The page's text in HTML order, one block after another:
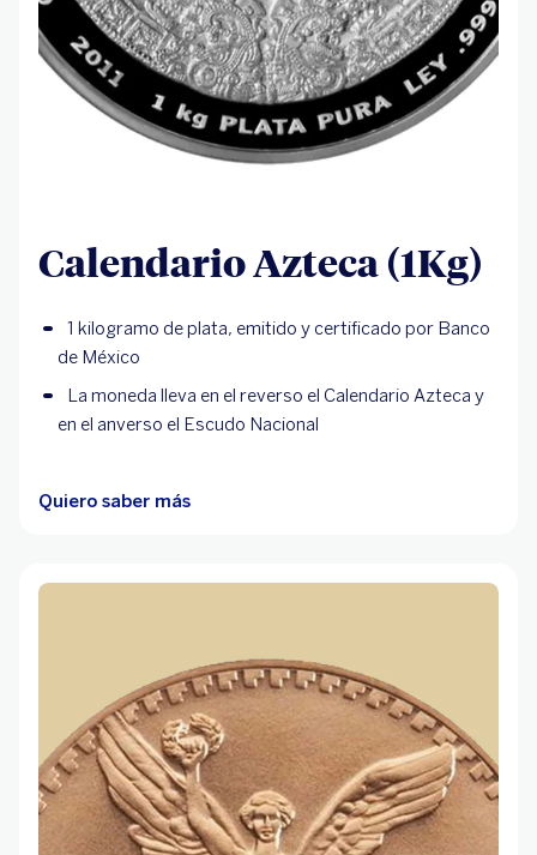
Calendario Azteca (1Kg)
1 kilogramo de plata, emitido y certificado por Banco
de México
La moneda lleva en el reverso el Calendario Azteca y
en el anverso el Escudo Nacional
Quiero saber más